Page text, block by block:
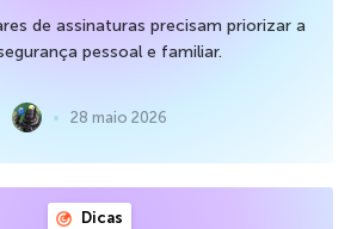
de assinaturas precisam priorizar a
pessoal e familiar.
28 maio 2026
Dicas